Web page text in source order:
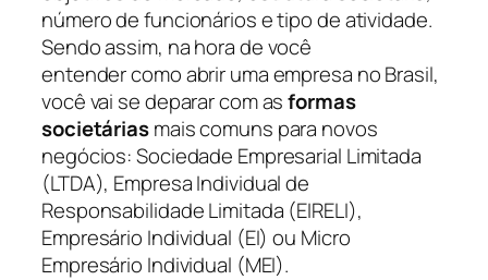
número de funcionários e tipo de atividade.
Sendo assim, na hora de você
entender como abrir uma empresa no Brasil,
você vai se deparar com asformas
societáriasmais comuns para novos
negócios: Sociedade Empresarial Limitada
(LTDA), Empresa Individual de
Responsabilidade Limitada (EIRELI),
Empresário Individual (EI) ou Micro
Empresário Individual (MEI).